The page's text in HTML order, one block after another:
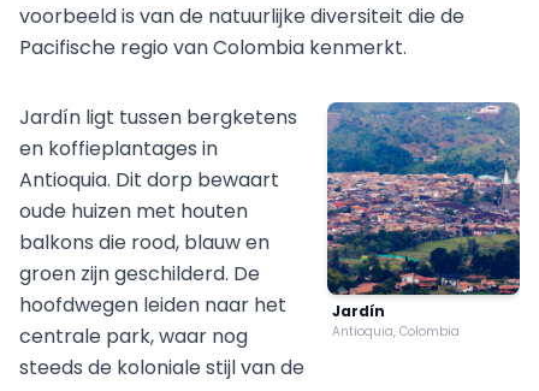
voorbeeld is van de natuurlijke diversiteit die de
Pacifische regio van Colombia kenmerkt.
Jardín
Antioquia, Colombia
Jardín ligt tussen bergketens
en koffieplantages in
Antioquia. Dit dorp bewaart
oude huizen met houten
balkons die rood, blauw en
groen zijn geschilderd. De
hoofdwegen leiden naar het
centrale park, waar nog
steeds de koloniale stijl van de